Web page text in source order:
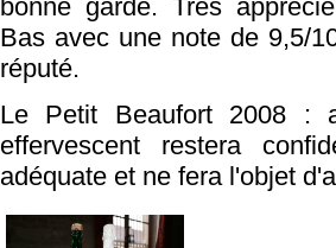
bonne garde. Très
Bas avec une note de 9,5/
réputé.
Le Petit Beaufort 2008 :
effervescent restera
adéquate et ne fera l'objet